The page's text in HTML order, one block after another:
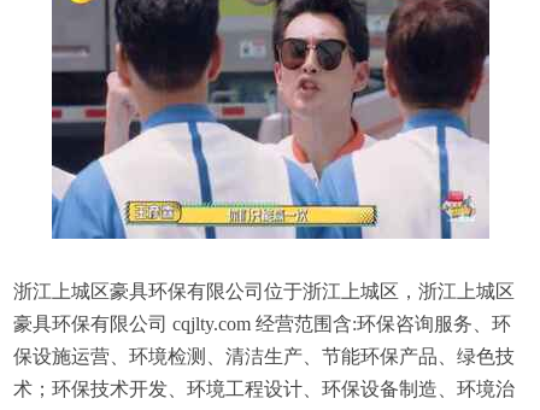
浙江上城区豪具环保有限公司位于浙江上城区，浙江上城区
豪具环保有限公司 cqjlty.com 经营范围含:环保咨询服务、环
保设施运营、环境检测、清洁生产、节能环保产品、绿色技
术；环保技术开发、环境工程设计、环保设备制造、环境治